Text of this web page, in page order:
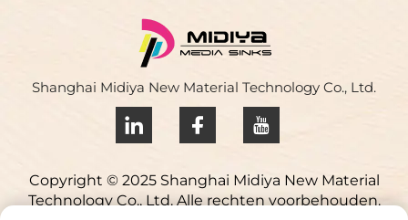
Shanghai Midiya New Material Technology Co., Ltd.
Copyright © 2025 Shanghai Midiya New Material
Technology Co., Ltd. Alle rechten voorbehouden.